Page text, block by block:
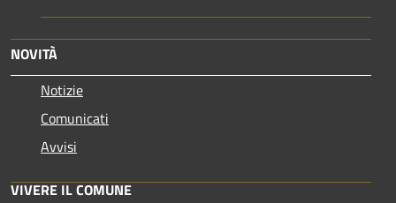
NOVITÀ
Notizie
Comunicati
Avvisi
VIVERE IL COMUNE